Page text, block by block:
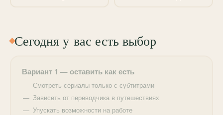
Сегодня у вас есть выбор
Вариант 1 — оставить как есть
Смотреть сериалы только с субтитрами
Зависеть от переводчика в путешествиях
Упускать возможности на работе